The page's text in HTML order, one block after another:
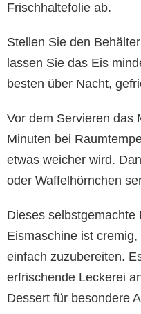
Frischhaltefolie ab.
Stellen Sie den
lassen Sie das Eis
besten über Nacht,
Vor dem Servieren das
Minuten bei
etwas weicher wird.
oder Waffelhörnchen
Dieses
Eismaschine ist
einfach zuzubereiten.
erfrischende Leckerei
Dessert für besondere